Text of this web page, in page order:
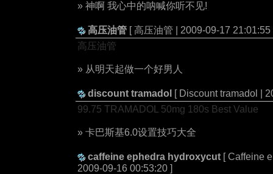
» 神啊 我心中的呐喊你听不见!
高压油管 [ 高压油管 | 2009-09-17 21:01:55
高压油管
» 从明天起做一个好男人
discount tramadol
[ Discount tramadol |
99.75 TRAMADOL 50mg 180s Best Value
» 卡巴斯基6.0设置技巧大全
caffeine ephedra hydroxycut [ Caffeine
2009-09-16 00:53:20 ]